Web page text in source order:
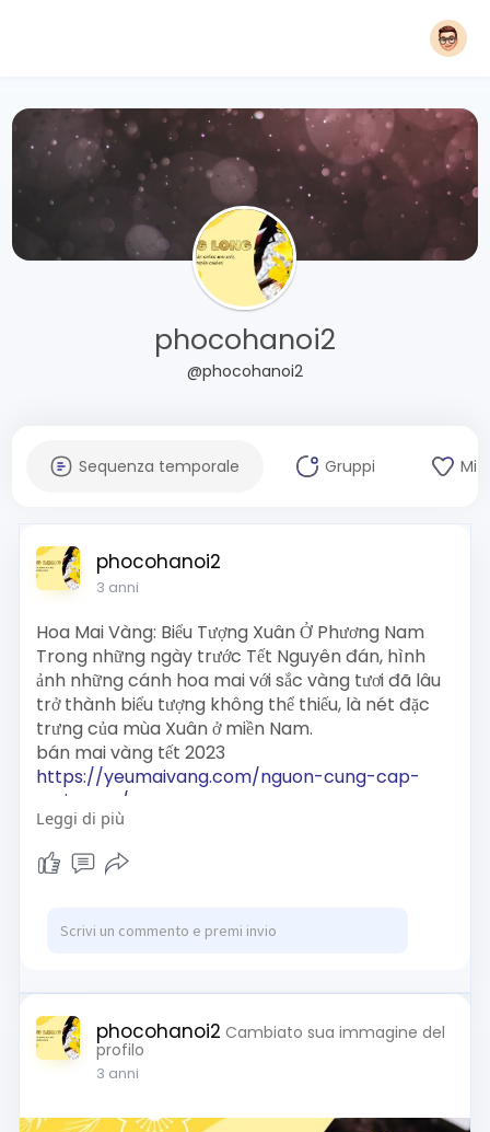
phocohanoi2
@phocohanoi2
Sequenza temporale Gruppi Mi
phocohanoi2
3 anni
Hoa Mai Vàng: Biểu Tượng Xuân Ở Phương Nam
Trong những ngày trước Tết Nguyên đán, hình
ảnh những cánh hoa mai với sắc vàng tươi đã lâu
trở thành biểu tượng không thể thiếu, là nét đặc
trưng của mùa Xuân ở miền Nam.
bán mai vàng tết 2023
https://yeumaivang.com/nguon-cung-cap-
mai-vang/
hoa mai bến tre
vang-ben-tre/
vườn mai giống
Leggi di più
phocohanoi2 Cambiato sua immagine del
profilo
3 anni